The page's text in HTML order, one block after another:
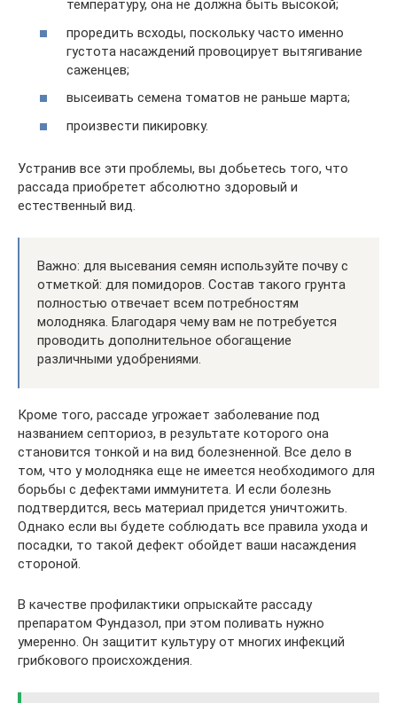
температуру, она не должна быть высокой;
проредить всходы, поскольку часто именно
густота насаждений провоцирует вытягивание
саженцев;
высеивать семена томатов не раньше марта;
произвести пикировку.
Устранив все эти проблемы, вы добьетесь того, что
рассада приобретет абсолютно здоровый и
естественный вид.
Важно: для высевания семян используйте почву с
отметкой: для помидоров. Состав такого грунта
полностью отвечает всем потребностям
молодняка. Благодаря чему вам не потребуется
проводить дополнительное обогащение
различными удобрениями.
Кроме того, рассаде угрожает заболевание под
названием септориоз, в результате которого она
становится тонкой и на вид болезненной. Все дело в
том, что у молодняка еще не имеется необходимого для
борьбы с дефектами иммунитета. И если болезнь
подтвердится, весь материал придется уничтожить.
Однако если вы будете соблюдать все правила ухода и
посадки, то такой дефект обойдет ваши насаждения
стороной.
В качестве профилактики опрыскайте рассаду
препаратом Фундазол, при этом поливать нужно
умеренно. Он защитит культуру от многих инфекций
грибкового происхождения.